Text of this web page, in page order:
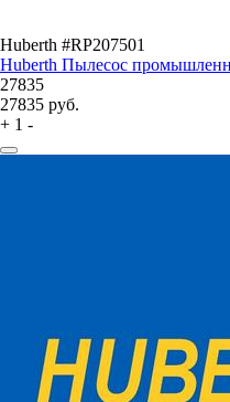
Huberth #RP207501
Huberth Пылесос
27835
27835 руб.
+ 1 -